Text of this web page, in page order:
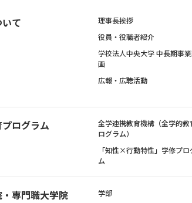
て 理事長挨拶
役員・役職者紹介
学校法人中央大学 中長期事
画
広報・広聴活動
ログラム
全学連携教育機構（全学的教
ログラム）
「知性×行動特性」学修プロ
ム
専門職大学院 学部